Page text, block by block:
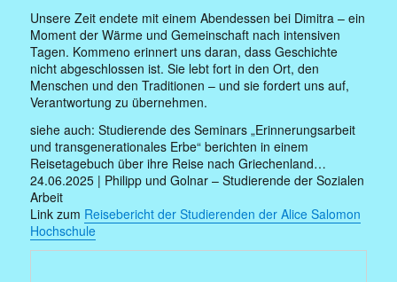
Unsere Zeit endete mit einem Abendessen bei Dimitra – ein
Moment der Wärme und Gemeinschaft nach intensiven
Tagen. Kommeno erinnert uns daran, dass Geschichte
nicht abgeschlossen ist. Sie lebt fort in den Ort, den
Menschen und den Traditionen – und sie fordert uns auf,
Verantwortung zu übernehmen.
siehe auch: Studierende des Seminars „Erinnerungsarbeit
und transgenerationales Erbe“ berichten in einem
Reisetagebuch über ihre Reise nach Griechenland…
24.06.2025 | Philipp und Golnar – Studierende der Sozialen
Arbeit
Link zum Reisebericht der Studierenden der Alice Salomon
Hochschule